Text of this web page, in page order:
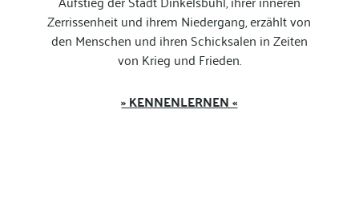
Zerrissenheit und ihrem Niedergang, erzählt von
den Menschen und ihren Schicksalen in Zeiten
von Krieg und Frieden.
» KENNENLERNEN «